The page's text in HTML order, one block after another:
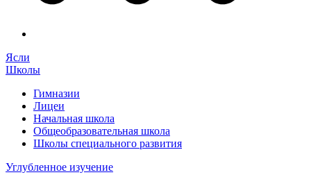
Ясли
Школы
Гимназии
Лицеи
Начальная школа
Общеобразовательная школа
Школы специального развития
Углубленное изучение